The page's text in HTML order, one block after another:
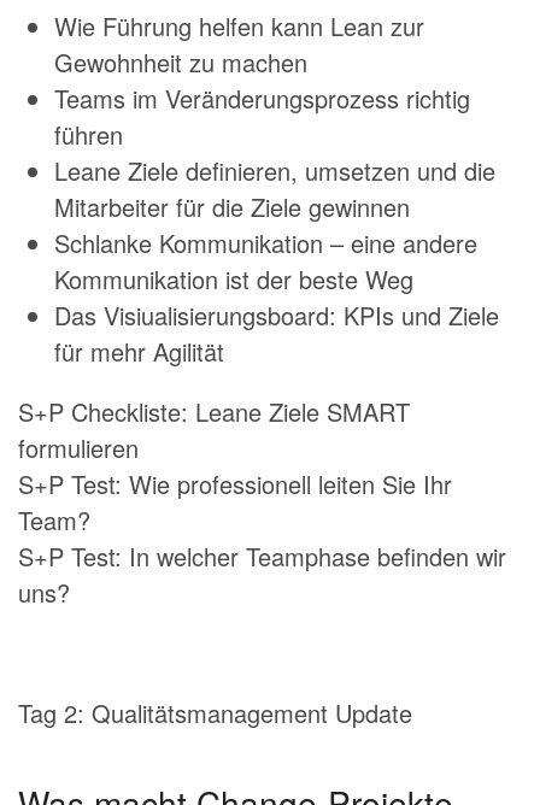
Wie Führung helfen kann Lean zur
Gewohnheit zu machen
Teams im Veränderungsprozess richtig
führen
Leane Ziele definieren, umsetzen und die
Mitarbeiter für die Ziele gewinnen
Schlanke Kommunikation – eine andere
Kommunikation ist der beste Weg
Das Visiualisierungsboard: KPIs und Ziele
für mehr Agilität
S+P Checkliste: Leane Ziele SMART
formulieren
S+P Test: Wie professionell leiten Sie Ihr
Team?
S+P Test: In welcher Teamphase befinden wir
uns?
Tag 2: Qualitätsmanagement Update